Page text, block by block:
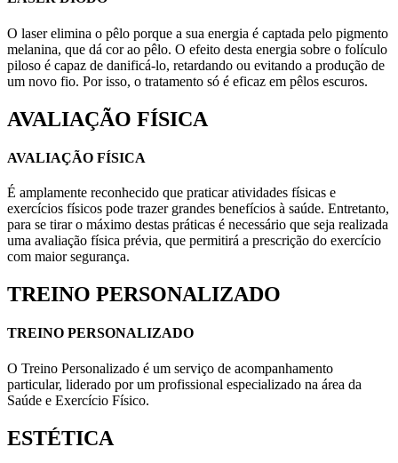
O laser elimina o pêlo porque a sua energia é captada pelo pigmento
melanina, que dá cor ao pêlo. O efeito desta energia sobre o folículo
piloso é capaz de danificá-lo, retardando ou evitando a produção de
um novo fio. Por isso, o tratamento só é eficaz em pêlos escuros.
AVALIAÇÃO FÍSICA
AVALIAÇÃO FÍSICA
É amplamente reconhecido que praticar atividades físicas e
exercícios físicos pode trazer grandes benefícios à saúde. Entretanto,
para se tirar o máximo destas práticas é necessário que seja realizada
uma avaliação física prévia, que permitirá a prescrição do exercício
com maior segurança.
TREINO PERSONALIZADO
TREINO PERSONALIZADO
O Treino Personalizado é um serviço de acompanhamento
particular, liderado por um profissional especializado na área da
Saúde e Exercício Físico.
ESTÉTICA